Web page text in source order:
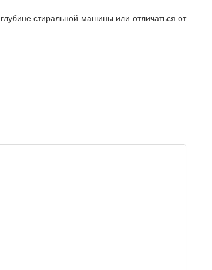
стиральной машины или отличаться от